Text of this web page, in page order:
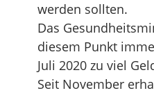
werden sollten.
Das
diesem Punkt
Juli 2020 zu viel
Seit November